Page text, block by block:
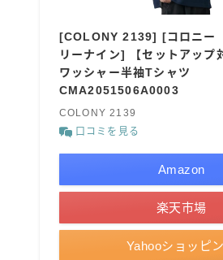
[COLONY 2139] [コロニー
リーナイン] 【セットアップ
ワッシャー半袖Tシャツ
CMA2051506A0003
COLONY 2139
口コミを見る
Amazon
楽天市場
Yahooショッピ